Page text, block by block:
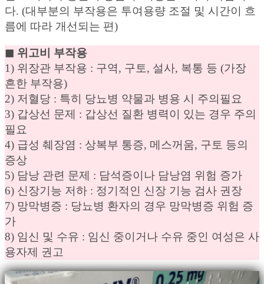
다. (대부분의 부작용은 투여용량 조절 및 시간이 흐
름에 따라 개선되는 편)
◼︎ 위고비 부작용
1) 위장관 부작용 : 구역, 구토, 설사, 복통 등 (가장
흔한 부작용)
2) 저혈당 : 특히 당뇨병 약물과 병용 시 주의필요
3) 갑상선 문제 : 갑상선 질환 병력이 있는 경우 주의
필요
4) 급성 췌장염 : 상복부 통증, 메스꺼움, 구토 등의
증상
5) 담낭 관련 문제 : 담석증이나 담낭염 위험 증가
6) 신장기능 저하 : 정기적인 신장 기능 검사 권장
7) 망막병증 : 당뇨병 환자의 경우 망막병증 위험 증
가
8) 임신 및 수유 : 임신 중이거나 수유 중인 여성은 사
용자제 권고